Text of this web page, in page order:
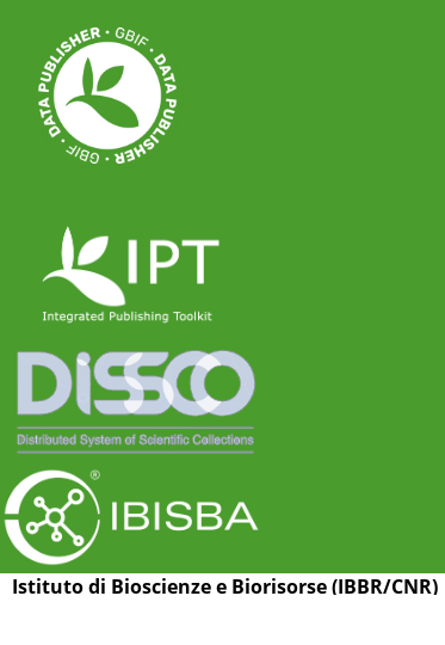
Istituto di Bioscienze e Biorisorse (IBBR/CNR)